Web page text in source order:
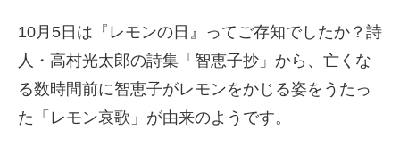
10月5日は『レモンの日』ってご存知でしたか？詩
人・高村光太郎の詩集「智恵子抄」から、亡くな
る数時間前に智恵子がレモンをかじる姿をうたっ
た「レモン哀歌」が由来のようです。